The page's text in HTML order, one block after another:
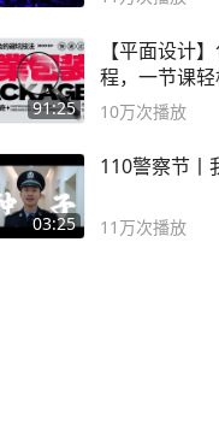
91:25
【平面设计
程，一节课
流程！
10万次播放
03:25
110警察节丨
11万次播放